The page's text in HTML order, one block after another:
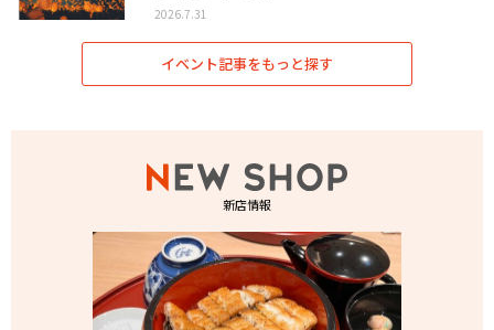
2026.7.31
イベント記事をもっと探す
新店情報